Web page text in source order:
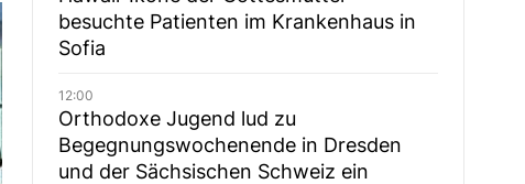
besuchte Patienten im Krankenhaus in
Sofia
12:00
Orthodoxe Jugend lud zu
Begegnungswochenende in Dresden
und der Sächsischen Schweiz ein